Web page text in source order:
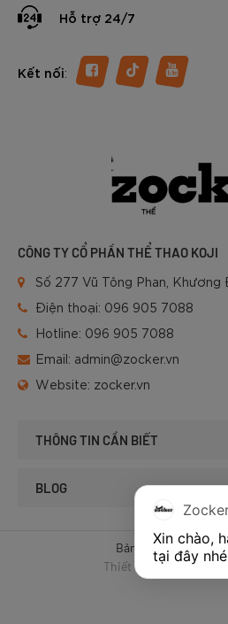
bóng vợt tại Việt Nam.
Vậy đôi giày Pickleball Zocker
nhé.
Hỗ trợ 24/7
Kết nối:
CÔNG TY CỔ PHẦN THỂ THAO KOJI
Số 277 Vũ Tông Phan, Khương
Điện thoại: 096 905 7088
Hotline: 096 905 7088
Email: admin@zocker.vn
Website: zocker.vn
THÔNG TIN CẦN BIẾT
BLOG
Bản quyền © 2025
Thiết kế website & SEO
Xin chào,
tại đây nhé